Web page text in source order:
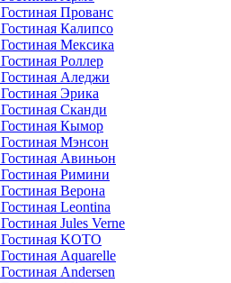
Гостиная Кантри
Гостиная Ольса-С
Гостиная Бон Вояж
Гостиная Квадро-С
Гостиная Брамминг
Гостиная Рандеву
Гостиная Форест
Гостиная Форест Графит
Гостиная Оникс
Гостиная Брусно
Гостиная Ярви
Гостиная Армо
Гостиная Прованс
Гостиная Калипсо
Гостиная Мексика